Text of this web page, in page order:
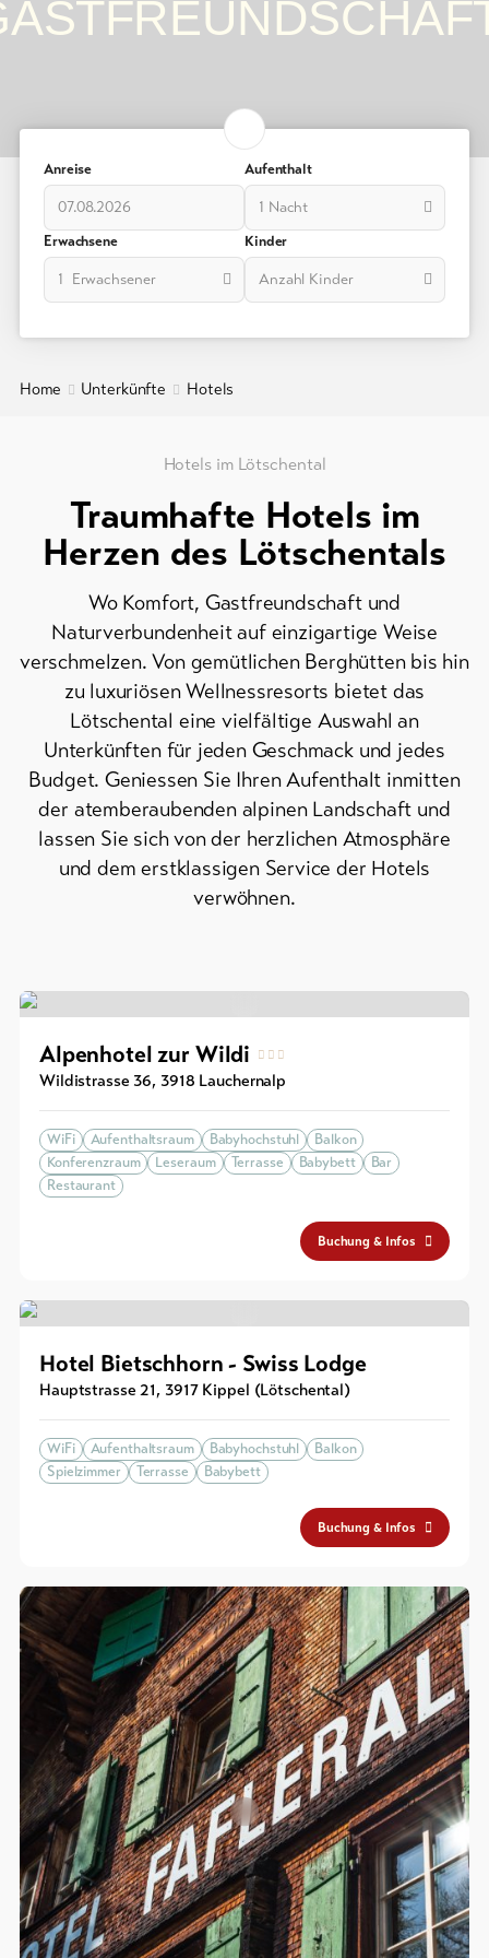
Ferienwohnungen
Gruppenunterkünfte
Campings
Zeltplätze
Berghütten
Gasthäuser
Unterkünfte
Aktuelles
Webcams
Wetter
ENFR
Shops
Skipässe
Souvenirs
Anreise Aufenthalt
1 Nacht
Erwachsene
1 Erwachsener
Kinder
Anzahl Kinder
Home Unterkünfte Hotels
Hotels im Lötschental
Traumhafte Hotels im
Herzen des Lötschentals
Wo Komfort, Gastfreundschaft und
Naturverbundenheit auf einzigartige Weise
verschmelzen. Von gemütlichen Berghütten bis hin
zu luxuriösen Wellnessresorts bietet das
Lötschental eine vielfältige Auswahl an
Unterkünften für jeden Geschmack und jedes
Budget. Geniessen Sie Ihren Aufenthalt inmitten
der atemberaubenden alpinen Landschaft und
lassen Sie sich von der herzlichen Atmosphäre
und dem erstklassigen Service der Hotels
verwöhnen.
Alpenhotel zur Wildi
Wildistrasse 36, 3918 Lauchernalp
WiFi Aufenthaltsraum Babyhochstuhl
Balkon
Konferenzraum
Leseraum Terrasse Babybett
Bar
Restaurant
Buchung & Infos
Hotel Bietschhorn - Swiss Lodge
Hauptstrasse 21, 3917 Kippel (Lötschental)
WiFi Aufenthaltsraum Babyhochstuhl
Balkon
Spielzimmer
Terrasse Babybett
Buchung & Infos